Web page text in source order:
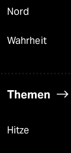
Nord
Wahrheit
Themen
Hitze